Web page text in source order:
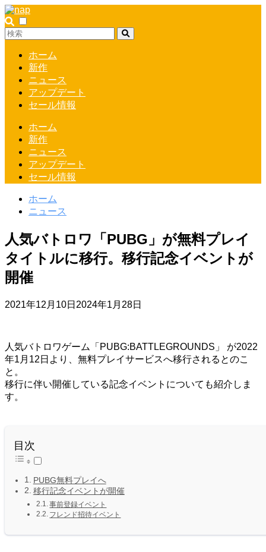
ホーム
新作
ニュース
アップデート
セール情報
ホーム
新作
ニュース
アップデート
セール情報
ホーム
ニュース
人気バトロワ「PUBG」が無料プレイ
タイトルに移行。移行記念イベントが
開催
2021年12月10日 2024年1月28日
人気バトロワゲーム「PUBG:BATTLEGROUNDS」 が2022
年1月12日より、無料プレイサービスへ移行されるとのこ
と。
移行に伴い開催している記念イベントについても紹介しま
す。
目次
PUBG無料プレイへ
移行記念イベントが開催
事前登録イベント
フレンド招待イベント